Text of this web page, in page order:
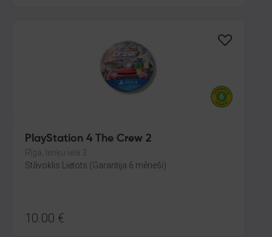
PlayStation 4 The Crew 2
Rīga, Ieriķu iela 3
Stāvoklis Lietots (Garantija 6 mēneši)
10.00 €